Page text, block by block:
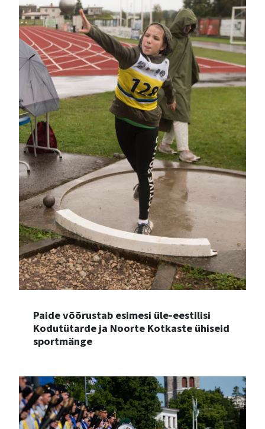
Paide võõrustab esimesi üle-eestilisi
Kodutütarde ja Noorte Kotkaste ühiseid
sportmänge